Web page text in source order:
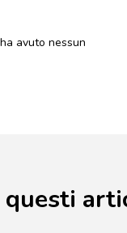
avuto nessun